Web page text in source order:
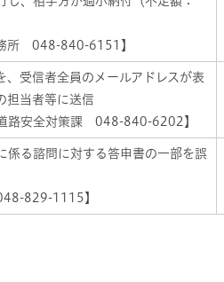
所 048-840-6151】
、受信者全員のメールアドレスが表
担当者等に送信
路安全対策課 048-840-6202】
係る諮問に対する答申書の一部を誤
829-1115】